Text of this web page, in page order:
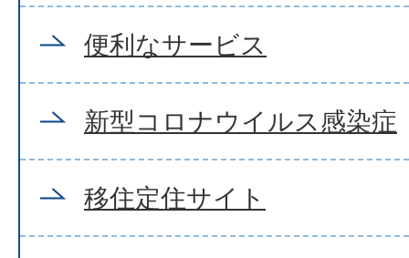
便利なサービス
新型コロナウイルス感染症
移住定住サイト